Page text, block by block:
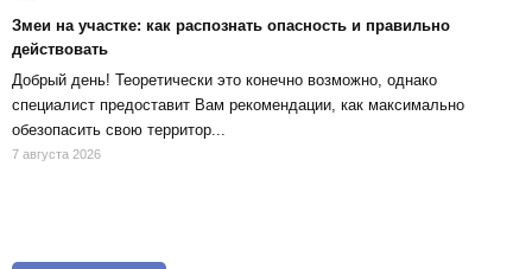
Змеи на участке: как распознать опасность и правильно
действовать
Добрый день! Теоретически это конечно возможно, однако
специалист предоставит Вам рекомендации, как максимально
обезопасить свою территор...
7 августа 2026